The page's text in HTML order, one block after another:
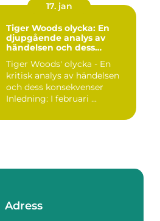
17. jan
Tiger Woods olycka: En
djupgående analys av
händelsen och dess
Tiger Woods' olycka - En
kritisk analys av händelsen
och dess konsekvenser
Inledning: I februari ...
Adress